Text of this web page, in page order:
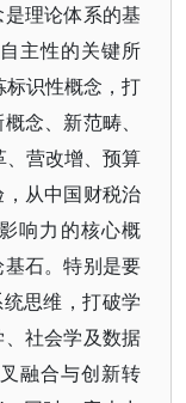
理论体系的基
主性的关键所
标识性概念，打
念、新范畴、
、营改增、预算
从中国财税治
响力的核心概
石。特别是要
思维，打破学
社会学及数据
融合与创新转